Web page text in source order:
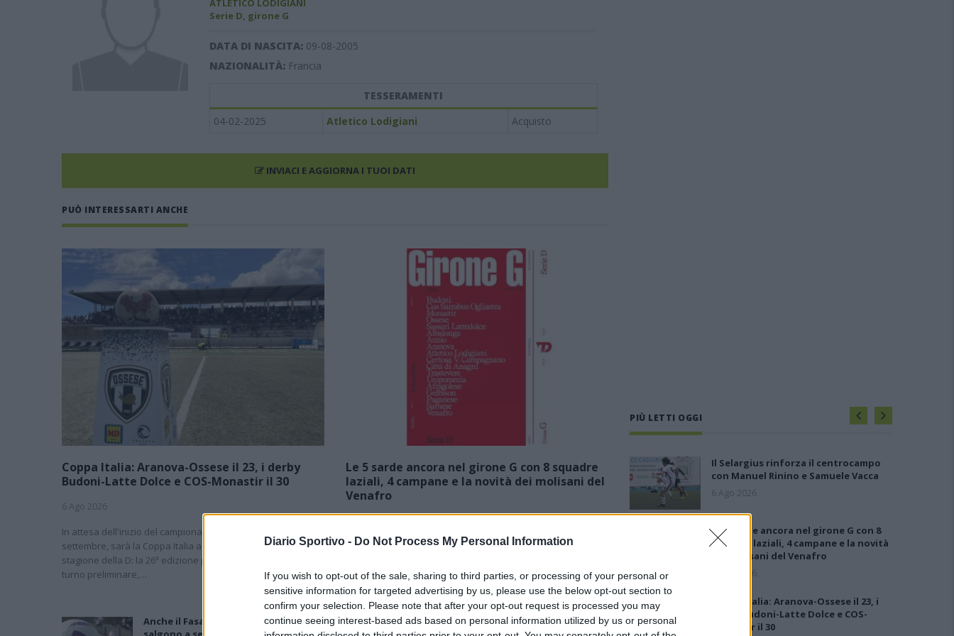
Diario Sportivo - Do Not Process My Personal Information
If you wish to opt-out of the sale, sharing to third parties, or processing of your personal or
sensitive information for targeted advertising by us, please use the below opt-out section to
confirm your selection. Please note that after your opt-out request is processed you may
continue seeing interest-based ads based on personal information utilized by us or personal
ATLETICO LODIGIANI
Serie D, girone G
DATA DI NASCITA: 09-08-2005
NAZIONALITÀ: Francia
TESSERAMENTI
04-02-2025
Atletico Lodigiani Acquisto
INVIACI E AGGIORNA I TUOI DATI
PUÒ INTERESSARTI ANCHE
Coppa Italia: Aranova-Ossese il 23, i derby
Budoni-Latte Dolce e COS-Monastir il 30
6 Ago 2026
In attesa dell'inizio del campionato previsto per domenica 6
settembre, sarà la Coppa Italia a inaugurare la nuova
stagione della D: la 26ª edizione partirà il 23 agosto con il
turno preliminare,…
Le 5 sarde ancora nel girone G con 8 squadre
laziali, 4 campane e la novità dei molisani del
Venafro
Il giorno dopo la ratifica delle sei ammissioni e ripescaggi da
Interregionale ha svelato oggi la composizione dei nove
gironi della Serie D…
Anche il Fasano out e le ammissioni
Latte Dolce, Luigi Piredda il primo dei
PIÙ LETTI OGGI
Il Selargius rinforza il centrocampo
con Manuel Rinino e Samuele Vacca
6 Ago 2026
Le 5 sarde ancora nel girone G con 8
squadre laziali, 4 campane e la novità
dei molisani del Venafro
6 Ago 2026
Coppa Italia: Aranova-Ossese il 23, i
derby Budoni-Latte Dolce e COS-
Monastir il 30